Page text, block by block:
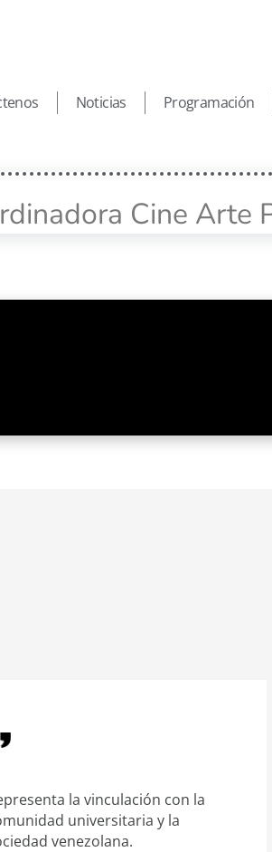
Noticias Programación
Cine Arte
la vinculación con la
universitaria y la
venezolana.